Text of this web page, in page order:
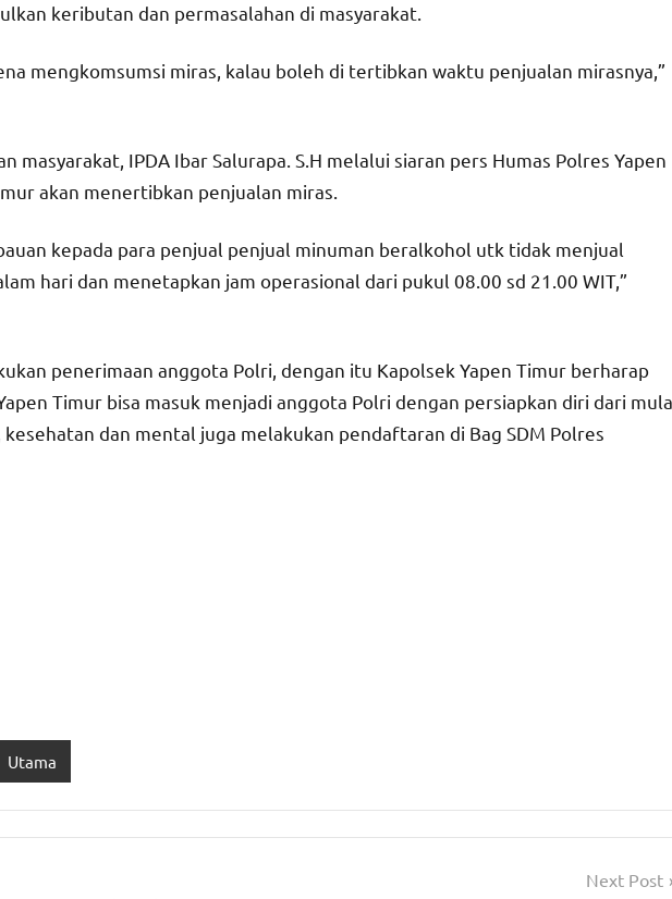
keributan dan permasalahan di masyarakat.
mengkomsumsi miras, kalau boleh di tertibkan waktu penjualan mirasnya,”
masyarakat, IPDA Ibar Salurapa. S.H melalui siaran pers Humas Polres Yapen
akan menertibkan penjualan miras.
kepada para penjual penjual minuman beralkohol utk tidak menjual
hari dan menetapkan jam operasional dari pukul 08.00 sd 21.00 WIT,”
penerimaan anggota Polri, dengan itu Kapolsek Yapen Timur berharap
Timur bisa masuk menjadi anggota Polri dengan persiapkan diri dari
dan mental juga melakukan pendaftaran di Bag SDM Polres
Utama
Next Post